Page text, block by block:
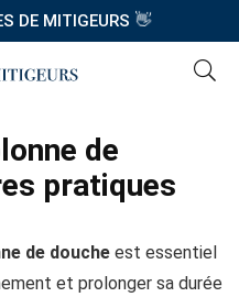
DE MITIGEURS 👋
de
pratiques
de douche est essentiel
et prolonger sa durée